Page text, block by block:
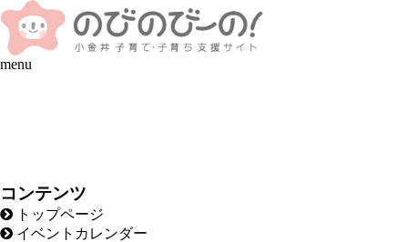
menu
コンテンツ
トップページ
イベントカレンダー